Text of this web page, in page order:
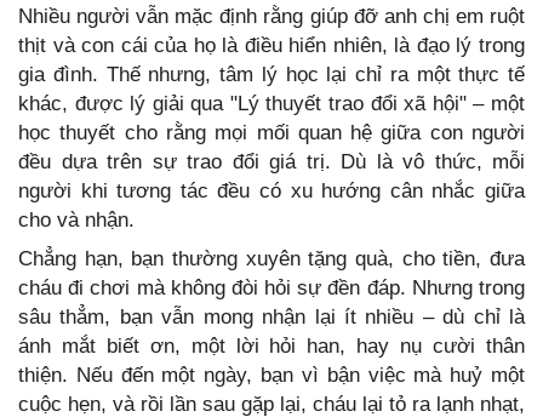
Nhiều người vẫn mặc định rằng giúp đỡ anh chị em ruột
thịt và con cái của họ là điều hiển nhiên, là đạo lý trong
gia đình. Thế nhưng, tâm lý học lại chỉ ra một thực tế
khác, được lý giải qua "Lý thuyết trao đổi xã hội" – một
học thuyết cho rằng mọi mối quan hệ giữa con người
đều dựa trên sự trao đổi giá trị. Dù là vô thức, mỗi
người khi tương tác đều có xu hướng cân nhắc giữa
cho và nhận.
Chẳng hạn, bạn thường xuyên tặng quà, cho tiền, đưa
cháu đi chơi mà không đòi hỏi sự đền đáp. Nhưng trong
sâu thẳm, bạn vẫn mong nhận lại ít nhiều – dù chỉ là
ánh mắt biết ơn, một lời hỏi han, hay nụ cười thân
thiện. Nếu đến một ngày, bạn vì bận việc mà huỷ một
cuộc hẹn, và rồi lần sau gặp lại, cháu lại tỏ ra lạnh nhạt,